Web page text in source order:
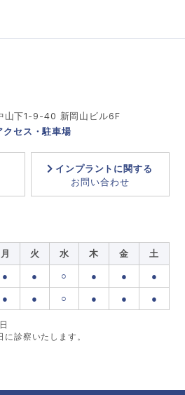
山下1-9-40 新岡山ビル6F
クセス・駐車場
インプラントに関する
お問い合わせ
月 火 水 木 金
土
● ● ○ ● ●
●
● ● ○ ● ● ●
に診察いたします。